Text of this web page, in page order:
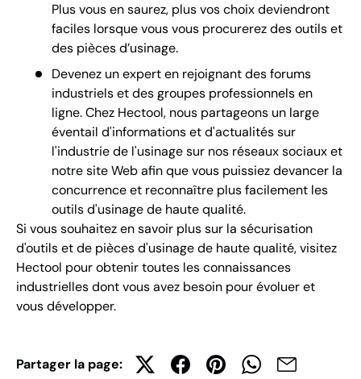
Plus vous en saurez, plus vos choix deviendront
faciles lorsque vous vous procurerez des outils et
des pièces d’usinage.
Devenez un expert en rejoignant des forums
industriels et des groupes professionnels en
ligne. Chez Hectool, nous partageons un large
éventail d'informations et d'actualités sur
l'industrie de l'usinage sur nos réseaux sociaux et
notre site Web afin que vous puissiez devancer la
concurrence et reconnaître plus facilement les
outils d'usinage de haute qualité.
Si vous souhaitez en savoir plus sur la sécurisation
d'outils et de pièces d'usinage de haute qualité, visitez
Hectool pour obtenir toutes les connaissances
industrielles dont vous avez besoin pour évoluer et
vous développer.
Partager la page: